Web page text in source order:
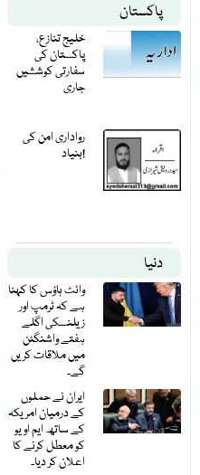
پاکستان
خلیج تنازع،
پاکستان کی
سفارتی کوششیں
جاری
رواداری امن کی
بنیاد!
دنیا
وائٹ ہاؤس کا کہنا
ہے کہ ٹرمپ اور
زیلنسکی اگلے
ہفتے واشنگٹن
میں ملاقات کریں
گے۔
ایران نے حملوں
کے درمیان امریکہ
کے ساتھ ایم او یو
کو معطل کرنے کا
اعلان کر دیا۔